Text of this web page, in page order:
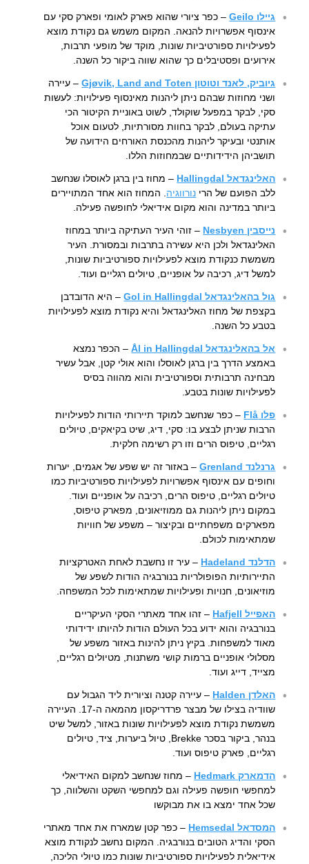
גיילו Geilo
– כפר ציורי שהוא פארק לאומי ופארק סקי עם
אינסוף אפשרויות להנאה. המקום משמש גם נקודת מוצא
לפעילויות ספורטיביות שונות, מוקד של מופעי תרבות,
אירועים ופסטיבלים כך שהוא שווה ביקור כל השנה.
גיוביק, לאנד וטוטון Gjøvik, Land and Toten
– עיירה
ושני מחוזות שבהם ניתן ליהנות מאינסוף פעילויות: לעשות
סקי, לבקר במפעל שוקולד, לשוט באוניית הקיטור הכי
עתיקה בעולם, לבקר בחוות מסורתיות, לטעום אוכל
אותנטי ובעיקר ליהנות מהכנסת האורחים הידועה של
תושביהן הידידותיים שבמחוזות הללו.
האלינגדאל Hallingdal
– מחוז בין ברגן לאוסלו שנחשב
ללב הפועם של הרי נורווגיה . המחוז הוא אחד המתויירים
ביותר במדינה והוא מקום אידיאלי לחופשה פעילה.
נייסבין Nesbyen
– זוהי העיר העתיקה ביותר במחוז
האלינגדאל ולכן היא עשירה בתרבות ובמסורת. העיר
משמשת כנקודת מוצא לפעילויות ספורטיביות שונות,
למשל דיג, רכיבה על אופניים, טיולים רגליים ועוד.
גול בהאלינגדאל Gol in Hallingdal
– היא הדובדבן
בקצפת של מחוז האלינגדאל והיא נקודת מוצא לפעילויות
בטבע כל השנה.
אל בהאלינגדאל Ål in Hallingdal
– הכפר נמצא
באמצע הדרך בין ברגן לאוסלו והוא אולי קטן, אבל עשיר
מבחינה תרבותית וספורטיבית והוא מהווה בסיס
לפעילויות שונות בטבע.
פלו Flå
– כפר שנחשב למוקד תיירותי הודות לפעילויות
הרבות שניתן לבצע בו: סקי, דיג, שיט בקיאקים, טיולים
רגליים, טיפוס הרים וזו רק רשימה חלקית.
גרנלנד Grenland
– באזור זה יש שפע של אגמים, יערות
וחופים עם אינסוף אפשרויות לפעילויות ספורטיביות כמו
טיולים רגליים, טיפוס הרים, רכיבה על אופניים ועוד.
במקום ניתן ליהנות גם ממוזיאונים, מפארק טיפוס,
מפארקים משפחתיים ובקיצור – משפע של חוויות
שמתאימות לכולם.
הדלנד Hadeland
– עיר זו נחשבת לאחת האטרקציות
התיירותיות הפופולריות בנורבגיה הודות לשפע של
מוזיאונים, חנויות ופעילויות שמתאימות לכל המשפחה.
האפייל Hafjell
– זהו אחד מאתרי הסקי העיקריים
בנורבגיה והוא ידוע בכל העולם הודות להיותו ידידותי
מאוד למשפחות. בקיץ ניתן להינות באזור משפע של
מסלולי אופניים ברמות קושי משתנות, מטיולים רגליים,
מצייד, דייג ועוד.
האלדן Halden
– עיירה קטנה וציורית ליד הגבול עם
שוודיה בצילו של מבצר פרדריקסון מהמאה ה-17. העיירה
משמשת נקודת מוצא לפעילויות שונות באזור, למשל שיט
בנהר, ביקור בסכר Brekke, טיול ביערות, ציד, טיולים
רגליים, פארק טיפוס ועוד.
הדמארק Hedmark
– מחוז שנחשב למקום האידיאלי
למחפשי חופשה פעילה וגם למחפשי השקט והשלווה, כך
שכל אחד ימצא בו את מבוקשו
המסדאל Hemsedal
– כפר קטן שמארח את אחד מאתרי
הסקי והדיג הטובים בנורבגיה. המקום נחשב לנקודת מוצא
אידיאלית לפעילויות ספורטיביות שונות כמו טיולי הליכה,